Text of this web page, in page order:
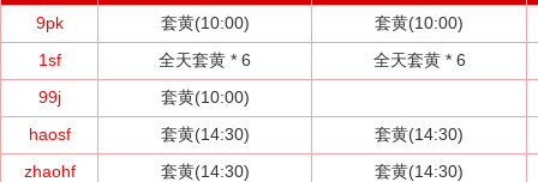
9pk 套黄(10:00)
套黄(10:00)
1sf
全天套黄 * 6 全天套黄 * 6
99j
套黄(10:00)
haosf
套黄(14:30)
套黄(14:30)
zhaohf
套黄(14:30) 套黄(14:30)